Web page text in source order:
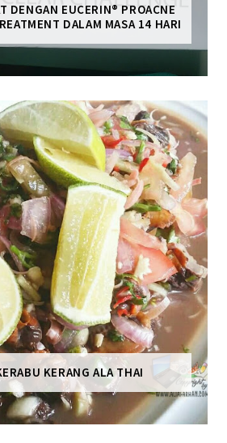
DENGAN EUCERIN® PROACNE
DALAM MASA 14 HARI
KERANG ALA THAI